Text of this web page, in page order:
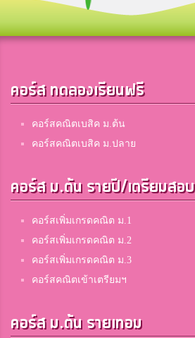
คอร์ส ทดลองเรียนฟรี
คอร์สคณิตเบสิค ม.ต้น
คอร์สคณิตเบสิค ม.ปลาย
คอร์ส ม.ต้น รายปี/เตรียมสอบ
คอร์สเพิ่มเกรดคณิต ม.1
คอร์สเพิ่มเกรดคณิต ม.2
คอร์สเพิ่มเกรดคณิต ม.3
คอร์สคณิตเข้าเตรียมฯ
คอร์ส ม.ต้น รายเทอม